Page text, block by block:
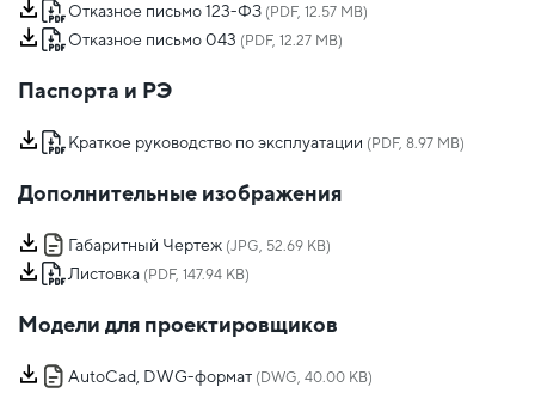
Отказное письмо 123-ФЗ (PDF, 12.57 MB)
Отказное письмо 043 (PDF, 12.27 MB)
Паспорта и РЭ
Краткое руководство по эксплуатации (PDF, 8.97 MB)
Дополнительные изображения
Габаритный Чертеж (JPG, 52.69 KB)
Листовка (PDF, 147.94 KB)
Модели для проектировщиков
AutoCad, DWG-формат (DWG, 40.00 KB)